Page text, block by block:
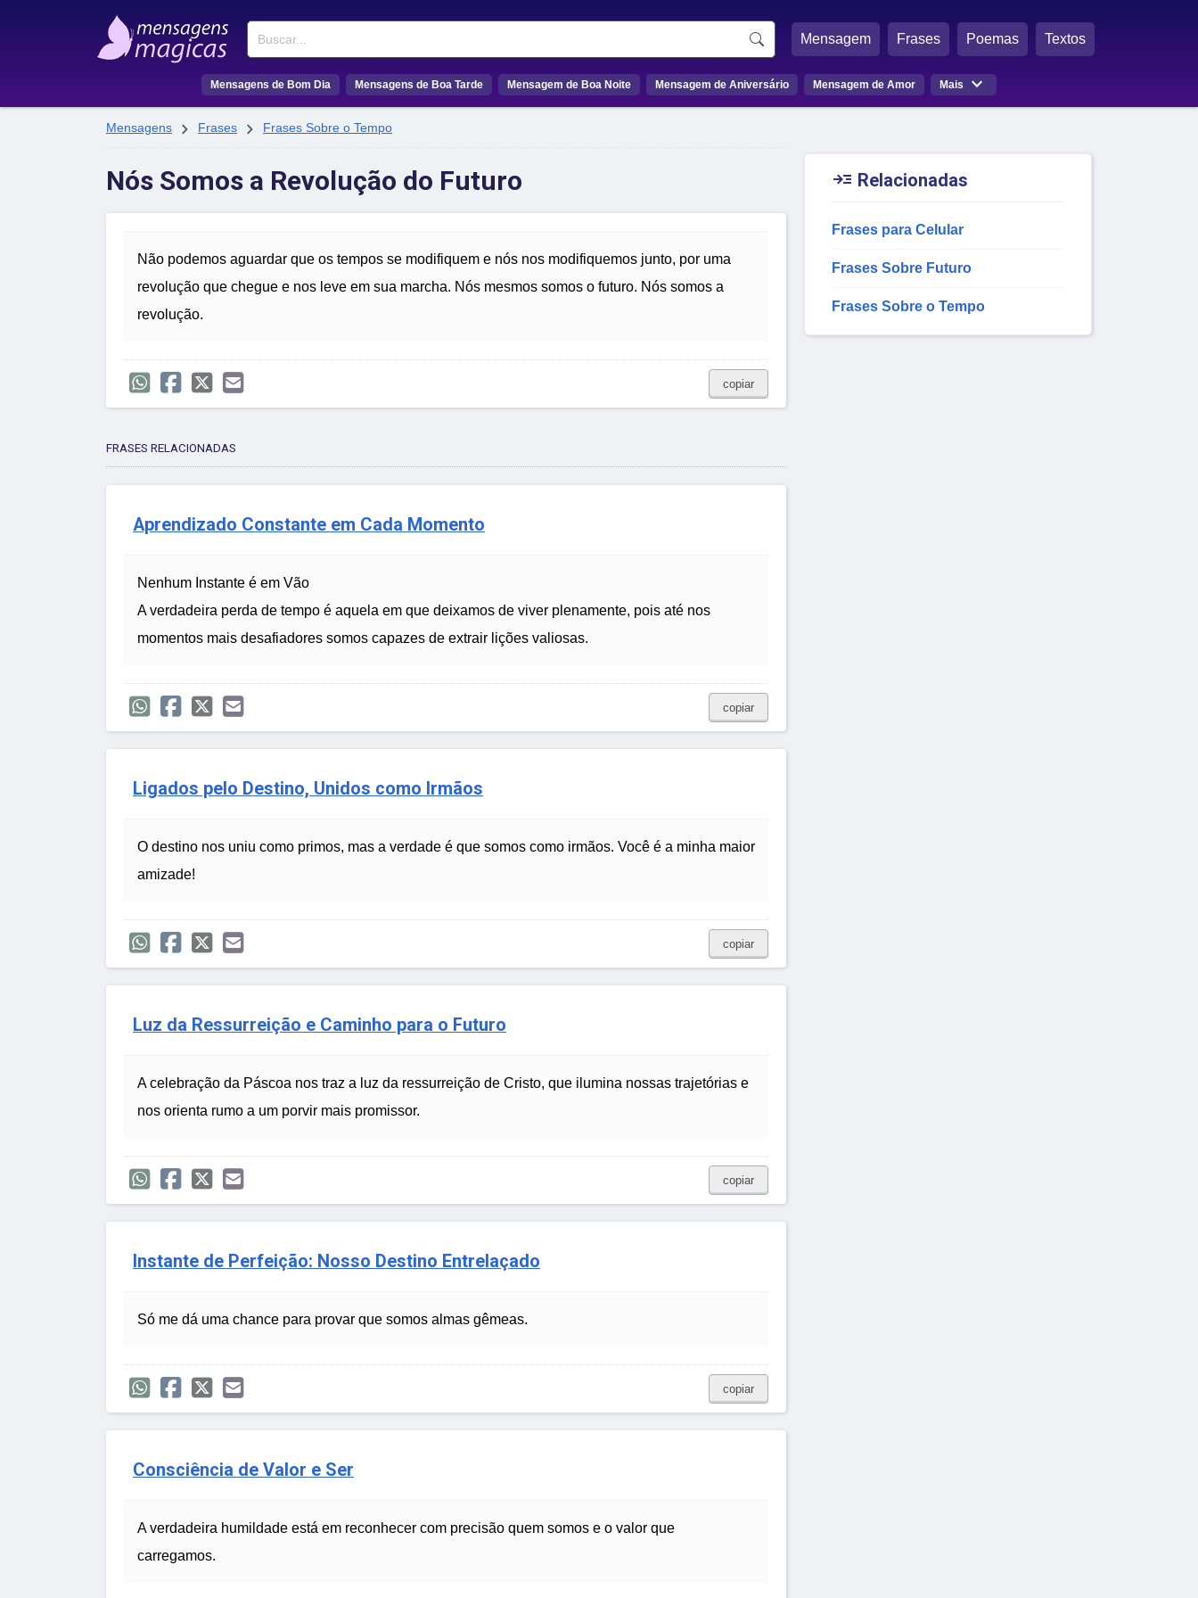
Buscar Mensagem Frases Poemas Textos
Mensagens de Bom Dia Mensagens de Boa Tarde Mensagem de Boa Noite Mensagem de Aniversário Mensagem de Amor Mais 
Mensagens  Frases  Frases Sobre o Tempo
Nós Somos a Revolução do Futuro
Não podemos aguardar que os tempos se modifiquem e nós nos modifiquemos junto, por uma
revolução que chegue e nos leve em sua marcha. Nós mesmos somos o futuro. Nós somos a
revolução.
copiar
FRASES RELACIONADAS
Aprendizado Constante em Cada Momento
Nenhum Instante é em Vão
A verdadeira perda de tempo é aquela em que deixamos de viver plenamente, pois até nos
momentos mais desafiadores somos capazes de extrair lições valiosas.
copiar
Ligados pelo Destino, Unidos como Irmãos
O destino nos uniu como primos, mas a verdade é que somos como irmãos. Você é a minha maior
amizade!
copiar
Luz da Ressurreição e Caminho para o Futuro
A celebração da Páscoa nos traz a luz da ressurreição de Cristo, que ilumina nossas trajetórias e
nos orienta rumo a um porvir mais promissor.
copiar
Instante de Perfeição: Nosso Destino Entrelaçado
Só me dá uma chance para provar que somos almas gêmeas.
copiar
Consciência de Valor e Ser
A verdadeira humildade está em reconhecer com precisão quem somos e o valor que
carregamos.
 Relacionadas
Frases para Celular
Frases Sobre Futuro
Frases Sobre o Tempo